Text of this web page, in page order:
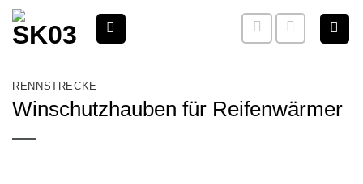
Zum
Inhalt
RENNSTRECKE
Winschutzhauben für Reifenwärmer